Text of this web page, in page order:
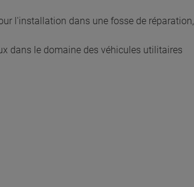
l'installation dans une fosse de réparation,
dans le domaine des véhicules utilitaires